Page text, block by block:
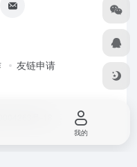
友链申请
号-18
我的